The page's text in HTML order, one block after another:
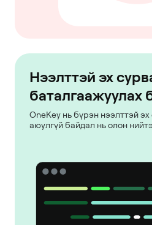
Нээлттэй эх
баталгаажуулах
OneKey нь бүрэн нээлттэй
аюулгүй байдал нь олон